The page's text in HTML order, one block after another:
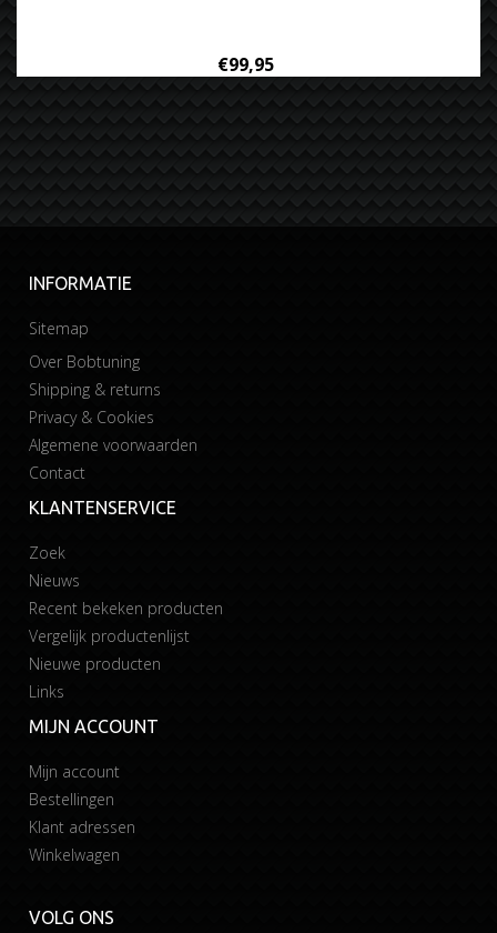
€99,95
INFORMATIE
Sitemap
Over Bobtuning
Shipping & returns
Privacy & Cookies
Algemene voorwaarden
Contact
KLANTENSERVICE
Zoek
Nieuws
Recent bekeken producten
Vergelijk productenlijst
Nieuwe producten
Links
MIJN ACCOUNT
Mijn account
Bestellingen
Klant adressen
Winkelwagen
VOLG ONS